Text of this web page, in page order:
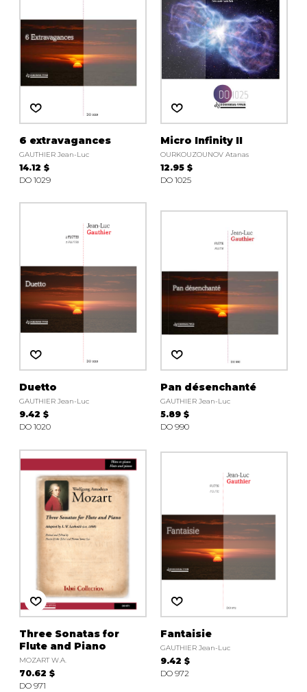
6 extravagances
GAUTHIER Jean-Luc
14.12 $
DO 1029
Micro Infinity II
OURKOUZOUNOV Atanas
12.95 $
DO 1025
Duetto
GAUTHIER Jean-Luc
9.42 $
DO 1020
Pan désenchanté
GAUTHIER Jean-Luc
5.89 $
DO 990
Three Sonatas for
Flute and Piano
MOZART W.A.
70.62 $
DO 971
Fantaisie
GAUTHIER Jean-Luc
9.42 $
DO 972